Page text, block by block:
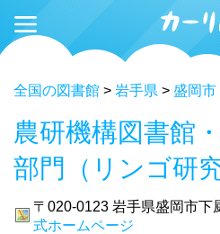
全国の図書館 > 岩手県 > 盛岡市
農研機構図書館
部門（リンゴ研
〒020-0123 岩手県盛岡市下
式ホームページ